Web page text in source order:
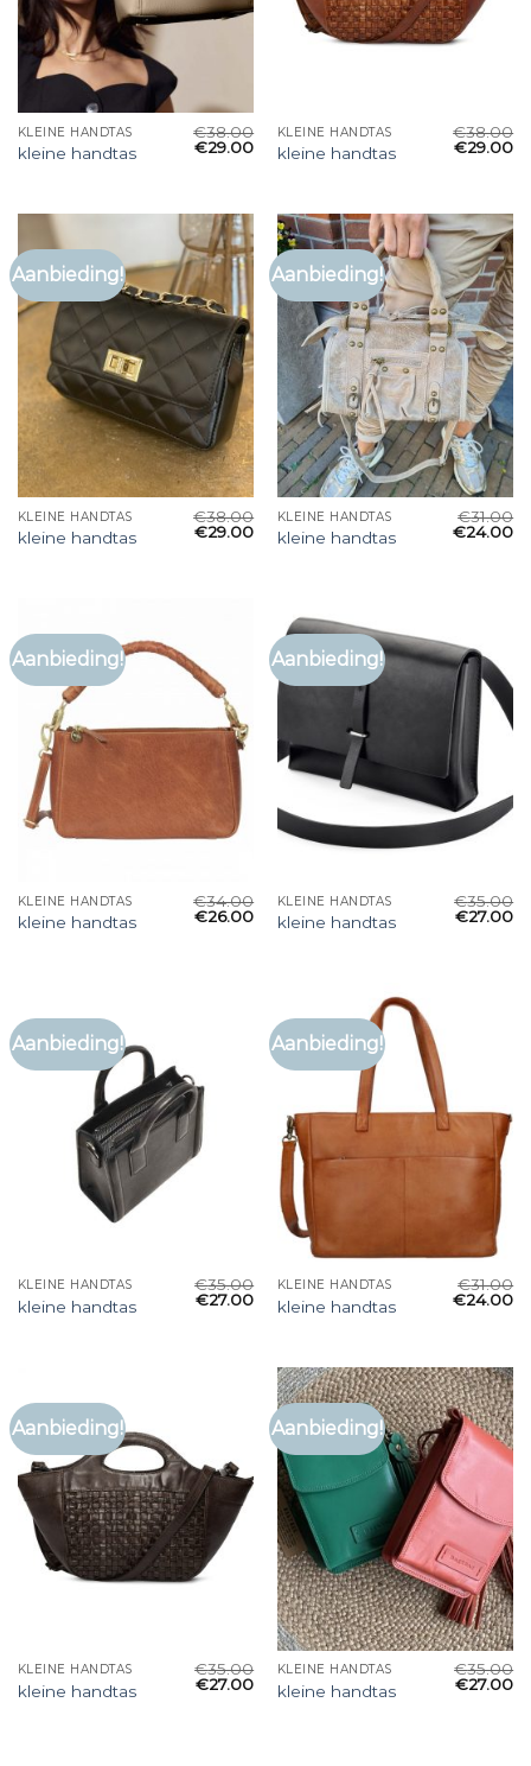
KLEINE HANDTAS
kleine handtas
€38.00
€29.00
KLEINE HANDTAS
kleine handtas
€38.00
€29.00
Aanbieding!
KLEINE HANDTAS
kleine handtas
€38.00
€29.00
Aanbieding!
KLEINE HANDTAS
kleine handtas
€31.00
€24.00
Aanbieding!
KLEINE HANDTAS
kleine handtas
€34.00
€26.00
Aanbieding!
KLEINE HANDTAS
kleine handtas
€35.00
€27.00
Aanbieding!
KLEINE HANDTAS
kleine handtas
€35.00
€27.00
Aanbieding!
KLEINE HANDTAS
kleine handtas
€31.00
€24.00
Aanbieding!
KLEINE HANDTAS
kleine handtas
€35.00
€27.00
Aanbieding!
KLEINE HANDTAS
kleine handtas
€35.00
€27.00